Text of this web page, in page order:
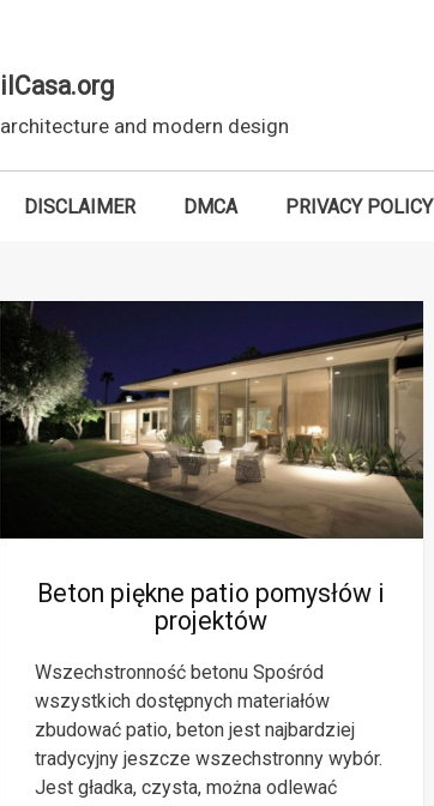
ilCasa.org
architecture and modern design
DISCLAIMER DMCA
PRIVACY POLICY
Beton piękne patio pomysłów i
projektów
Wszechstronność betonu Spośród
wszystkich dostępnych materiałów
zbudować patio, beton jest najbardziej
tradycyjny jeszcze wszechstronny wybór.
Jest gładka, czysta, można odlewać